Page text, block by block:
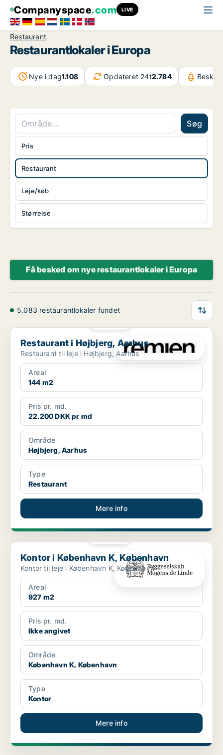
Companyspace.com LIVE
Restaurant
Restaurantlokaler i Europa
Nye i dag1.108 Opdateret 24t2.784
Søg
Restaurant
Leje/køb
Størrelse
Pris
Få besked om nye restaurantlokaler i Europa
5.083 restaurantlokaler fundet
Restaurant i Højbjerg, Aarhus
Restaurant i Højbjerg, Aarhus
Restaurant til leje i Højbjerg, Aarhus
Areal
144 m2
Pris pr. md.
22.200 DKK pr md
Område
Højbjerg, Aarhus
Type
Restaurant
Mere info
Kontor i København K, København
Kontor i København K, København
Kontor til leje i København K, København
Areal
927 m2
Pris pr. md.
Ikke angivet
Område
København K, København
Type
Kontor
Mere info